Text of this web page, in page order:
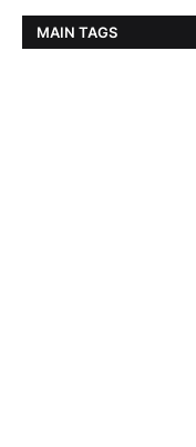
MAIN TAGS